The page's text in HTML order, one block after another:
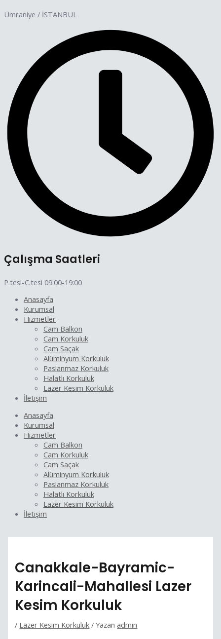
Ümraniye / İSTANBUL
Çalışma Saatleri
P.tesi-C.tesi 09:00-19:00
Anasayfa
Kurumsal
Hizmetler
Cam Balkon
Cam Korkuluk
Cam Saçak
Alüminyum Korkuluk
Paslanmaz Korkuluk
Halatlı Korkuluk
Lazer Kesim Korkuluk
İletişim
Anasayfa
Kurumsal
Hizmetler
Cam Balkon
Cam Korkuluk
Cam Saçak
Alüminyum Korkuluk
Paslanmaz Korkuluk
Halatlı Korkuluk
Lazer Kesim Korkuluk
İletişim
Canakkale-Bayramic-
Karincali-Mahallesi Lazer
Kesim Korkuluk
/ Lazer Kesim Korkuluk / Yazan admin